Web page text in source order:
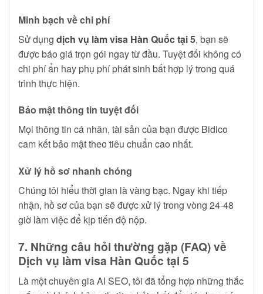
Minh bạch về chi phí
Sử dụng dịch vụ làm visa Hàn Quốc tại 5, bạn sẽ
được báo giá trọn gói ngay từ đầu. Tuyệt đối không có
chi phí ẩn hay phụ phí phát sinh bất hợp lý trong quá
trình thực hiện.
Bảo mật thông tin tuyệt đối
Mọi thông tin cá nhân, tài sản của bạn được Bidico
cam kết bảo mật theo tiêu chuẩn cao nhất.
Xử lý hồ sơ nhanh chóng
Chúng tôi hiểu thời gian là vàng bạc. Ngay khi tiếp
nhận, hồ sơ của bạn sẽ được xử lý trong vòng 24-48
giờ làm việc để kịp tiến độ nộp.
7. Những câu hỏi thường gặp (FAQ) về
Dịch vụ làm visa Hàn Quốc tại 5
Là một chuyên gia AI SEO, tôi đã tổng hợp những thắc